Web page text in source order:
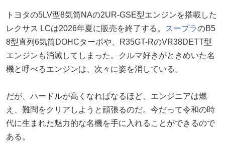
トヨタの5LV型8気筒NAの2UR-GSE型エンジンを搭載した
レクサス LCは2026年夏に販売を終了する。
スープラのB5
8型直列6気筒DOHCターボや、R35GT-RのVR38DETT型
エンジンも消滅してしまった。クルマ好きがときめいた名
機と呼べるエンジンは、次々に姿を消している。
だが、ハードルが高くなればなるほど、エンジニアは燃
え、難問をクリアしようと頑張るのだ。今だって令和の時
代に生まれた魅力的な名機を手に入れることができるので
ある。